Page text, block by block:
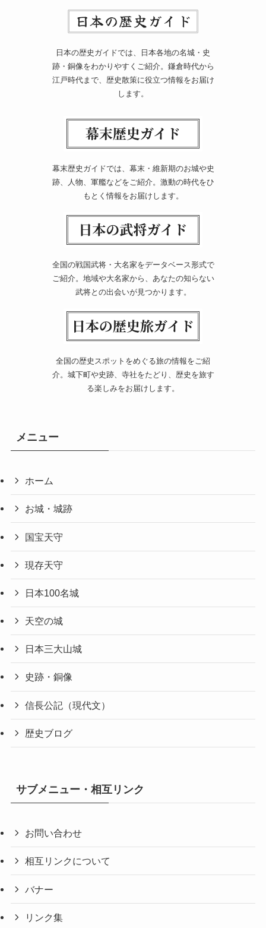
日本の歴史ガイドでは、日本各地の名城・史
跡・銅像をわかりやすくご紹介。鎌倉時代から
江戸時代まで、歴史散策に役立つ情報をお届け
します。
幕末歴史ガイドでは、幕末・維新期のお城や史
跡、人物、軍艦などをご紹介。激動の時代をひ
もとく情報をお届けします。
全国の戦国武将・大名家をデータベース形式で
ご紹介。地域や大名家から、あなたの知らない
武将との出会いが見つかります。
全国の歴史スポットをめぐる旅の情報をご紹
介。城下町や史跡、寺社をたどり、歴史を旅す
る楽しみをお届けします。
メニュー
ホーム
お城・城跡
国宝天守
現存天守
日本100名城
天空の城
日本三大山城
史跡・銅像
信長公記（現代文）
歴史ブログ
サブメニュー・相互リンク
お問い合わせ
相互リンクについて
バナー
リンク集